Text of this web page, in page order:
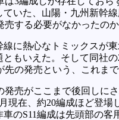
ていた、山陽・九州新幹
売する必要がなかったの
線に熱心なトミックスが
ともいえた。そして同社
先の発売という、これま
発売がここまで後回しに
現在、約20編成ほど登
車のS11編成は先頭部の